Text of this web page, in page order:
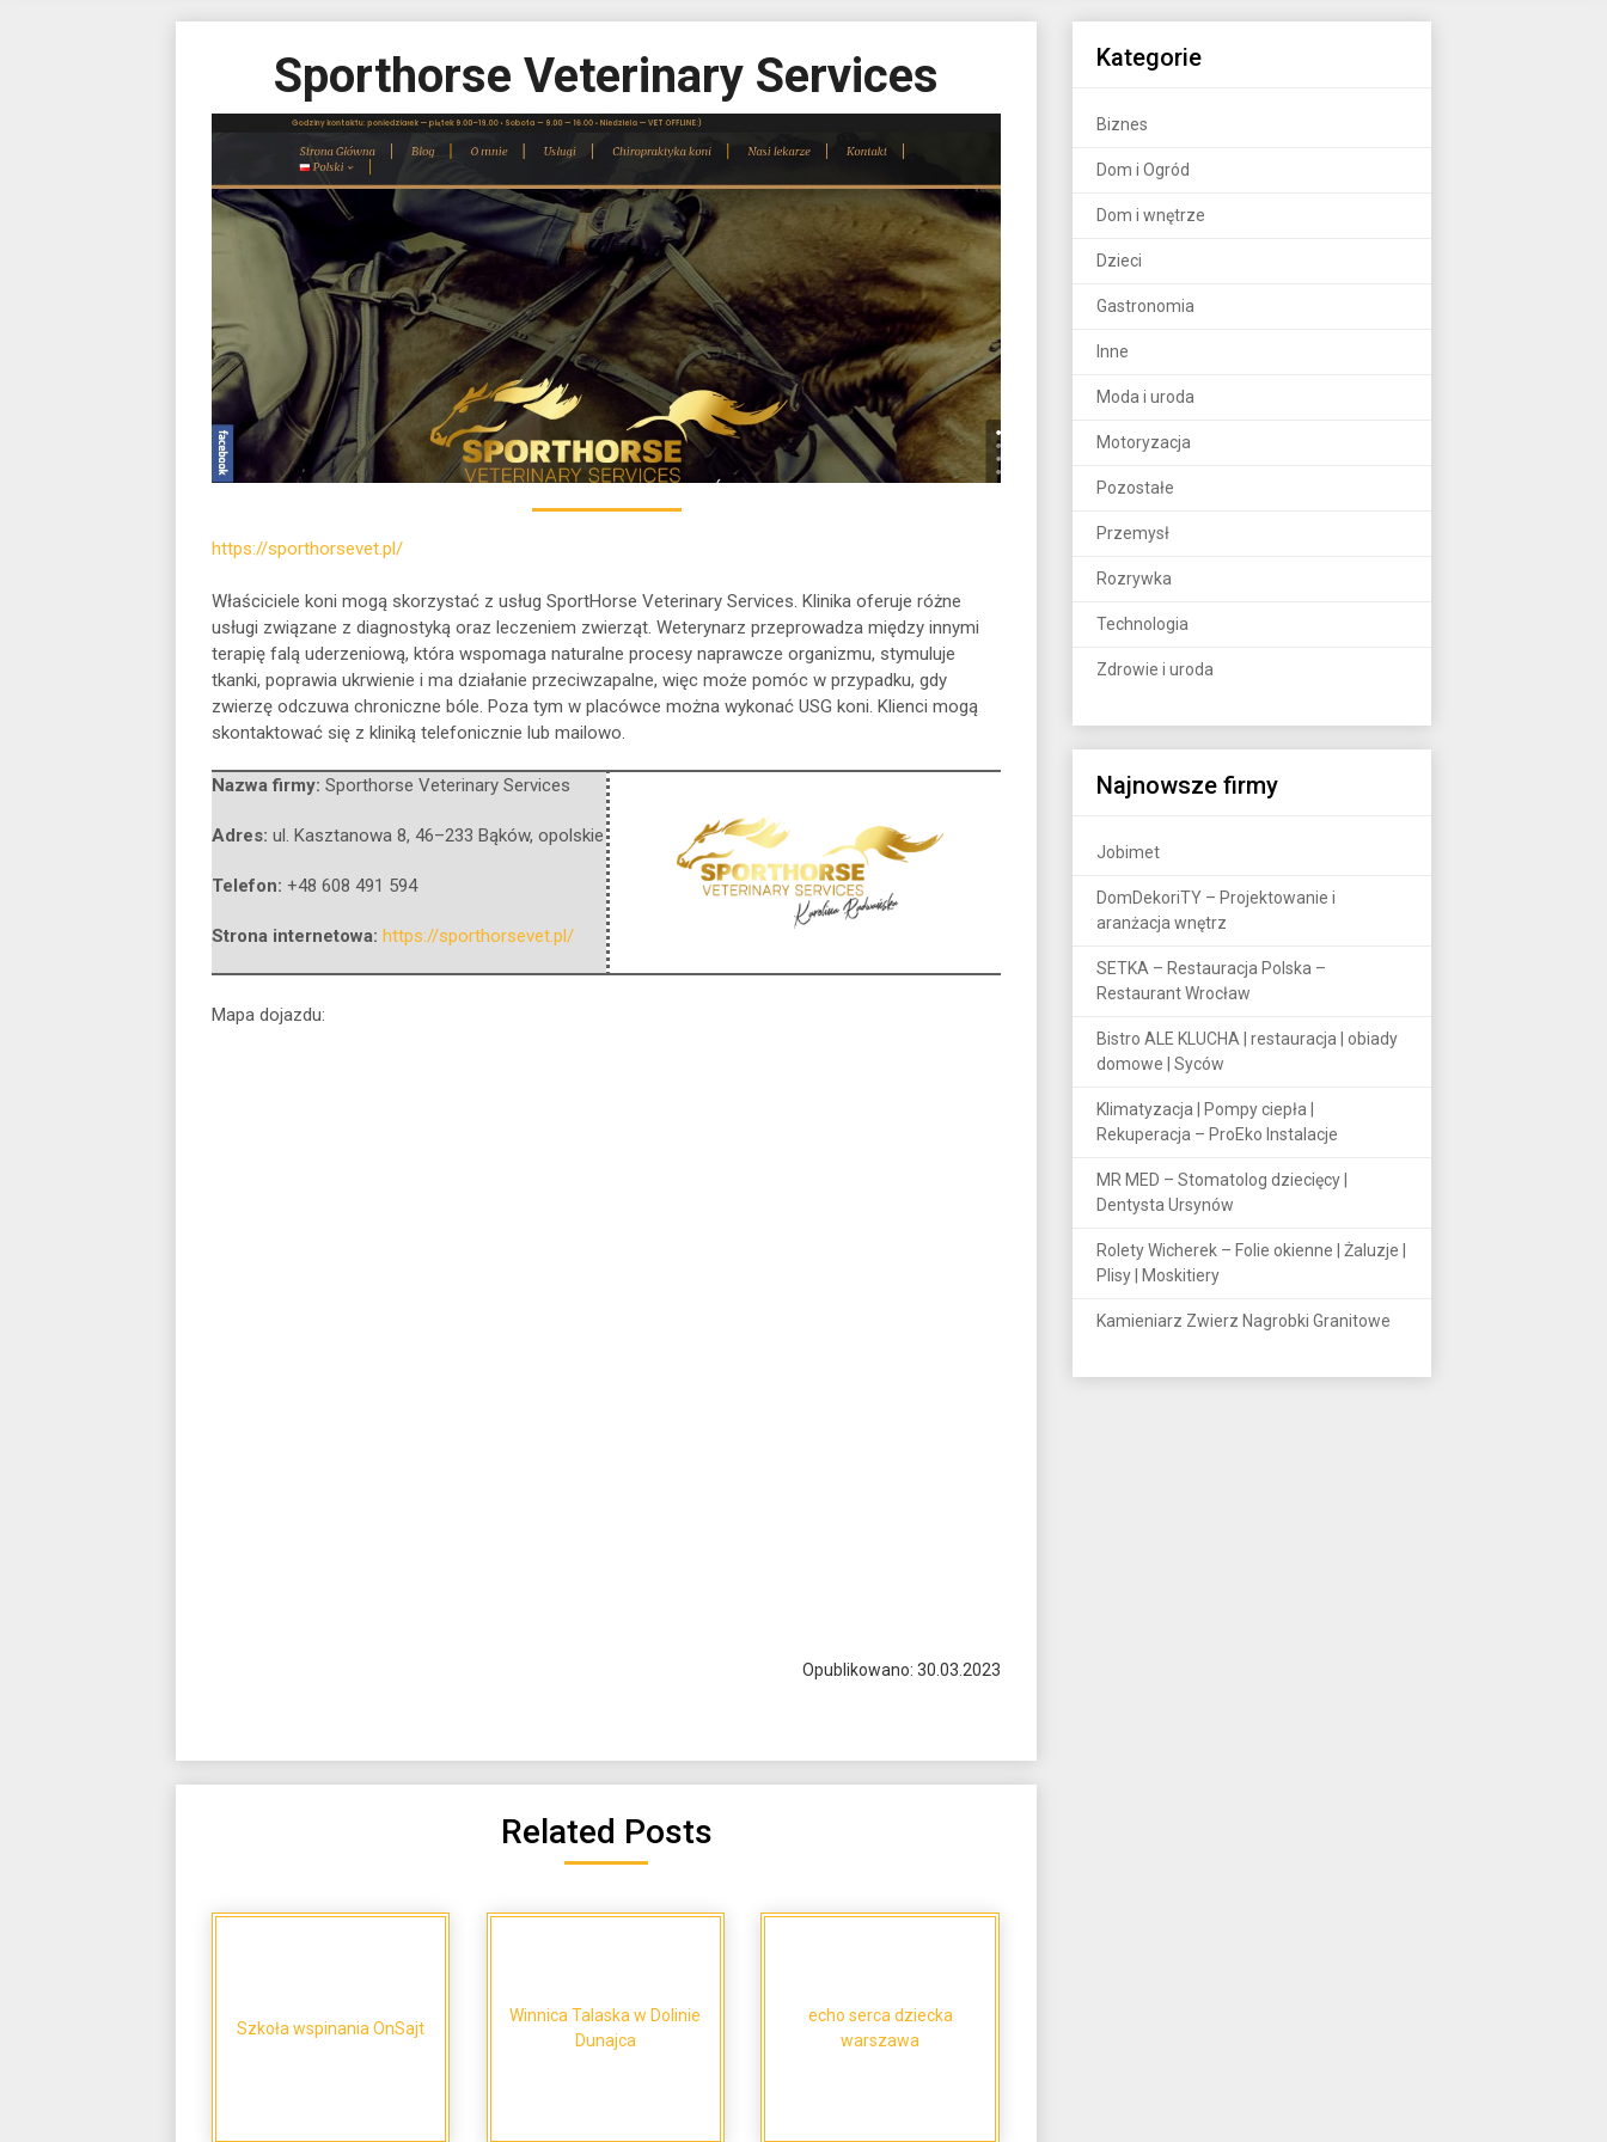
Sporthorse Veterinary Services
https://sporthorsevet.pl/
Właściciele koni mogą skorzystać z usług SportHorse Veterinary Services. Klinika oferuje różne
usługi związane z diagnostyką oraz leczeniem zwierząt. Weterynarz przeprowadza między innymi
terapię falą uderzeniową, która wspomaga naturalne procesy naprawcze organizmu, stymuluje
tkanki, poprawia ukrwienie i ma działanie przeciwzapalne, więc może pomóc w przypadku, gdy
zwierzę odczuwa chroniczne bóle. Poza tym w placówce można wykonać USG koni. Klienci mogą
skontaktować się z kliniką telefonicznie lub mailowo.
Nazwa firmy: Sporthorse Veterinary Services
Adres: ul. Kasztanowa 8, 46–233 Bąków, opolskie
Telefon: +48 608 491 594
Strona internetowa: https://sporthorsevet.pl/
Mapa dojazdu:
Opublikowano: 30.03.2023
Related Posts
Szkoła wspinania OnSajt
Winnica Talaska w Dolinie
Dunajca
echo serca dziecka
warszawa
Kategorie
Biznes
Dom i Ogród
Dom i wnętrze
Dzieci
Gastronomia
Inne
Moda i uroda
Motoryzacja
Pozostałe
Przemysł
Rozrywka
Technologia
Zdrowie i uroda
Najnowsze firmy
Jobimet
DomDekoriTY – Projektowanie i
aranżacja wnętrz
SETKA – Restauracja Polska –
Restaurant Wrocław
Bistro ALE KLUCHA | restauracja | obiady
domowe | Syców
Klimatyzacja | Pompy ciepła |
Rekuperacja – ProEko Instalacje
MR MED – Stomatolog dziecięcy |
Dentysta Ursynów
Rolety Wicherek – Folie okienne | Żaluzje |
Plisy | Moskitiery
Kamieniarz Zwierz Nagrobki Granitowe